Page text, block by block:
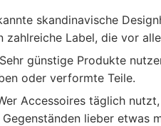
skandinavische
zahlreiche Label, die vor
Sehr günstige Produkte
oder verformte Teile.
Accessoires täglich
lieber etwas